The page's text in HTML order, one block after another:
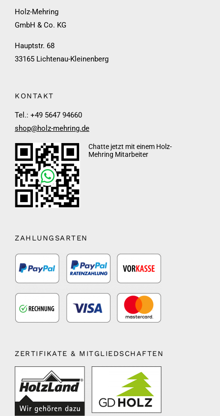
Holz-Mehring
GmbH & Co. KG
Hauptstr. 68
33165 Lichtenau-Kleinenberg
KONTAKT
Tel.: +49 5647 94660
shop@holz-mehring.de
Chatte jetzt mit einem Holz-
Mehring Mitarbeiter
ZAHLUNGSARTEN
ZERTIFIKATE & MITGLIEDSCHAFTEN